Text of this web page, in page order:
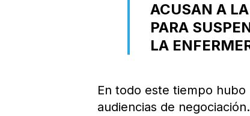
ACUSAN A
PARA
LA
En todo este tiempo
audiencias de